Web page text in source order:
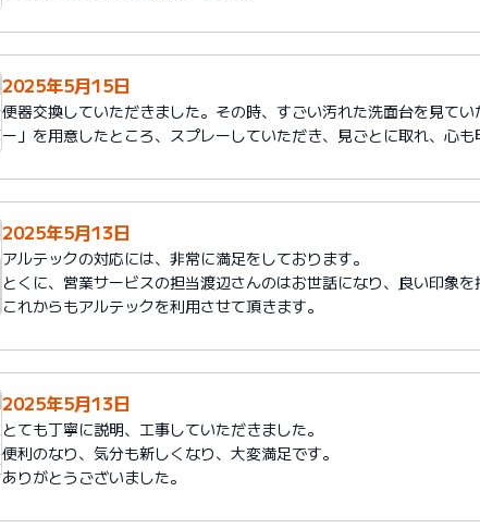
2025年5月15日
便器交換していただきました。その時、すごい汚れた洗面台を見て
ー」を用意したところ、スプレーしていただき、見ごとに取れ、心
2025年5月13日
アルテックの対応には、非常に満足をしております。
とくに、営業サービスの担当渡辺さんのはお世話になり、良い印象を
これからもアルテックを利用させて頂きます。
2025年5月13日
とても丁寧に説明、工事していただきました。
便利のなり、気分も新しくなり、大変満足です。
ありがとうございました。